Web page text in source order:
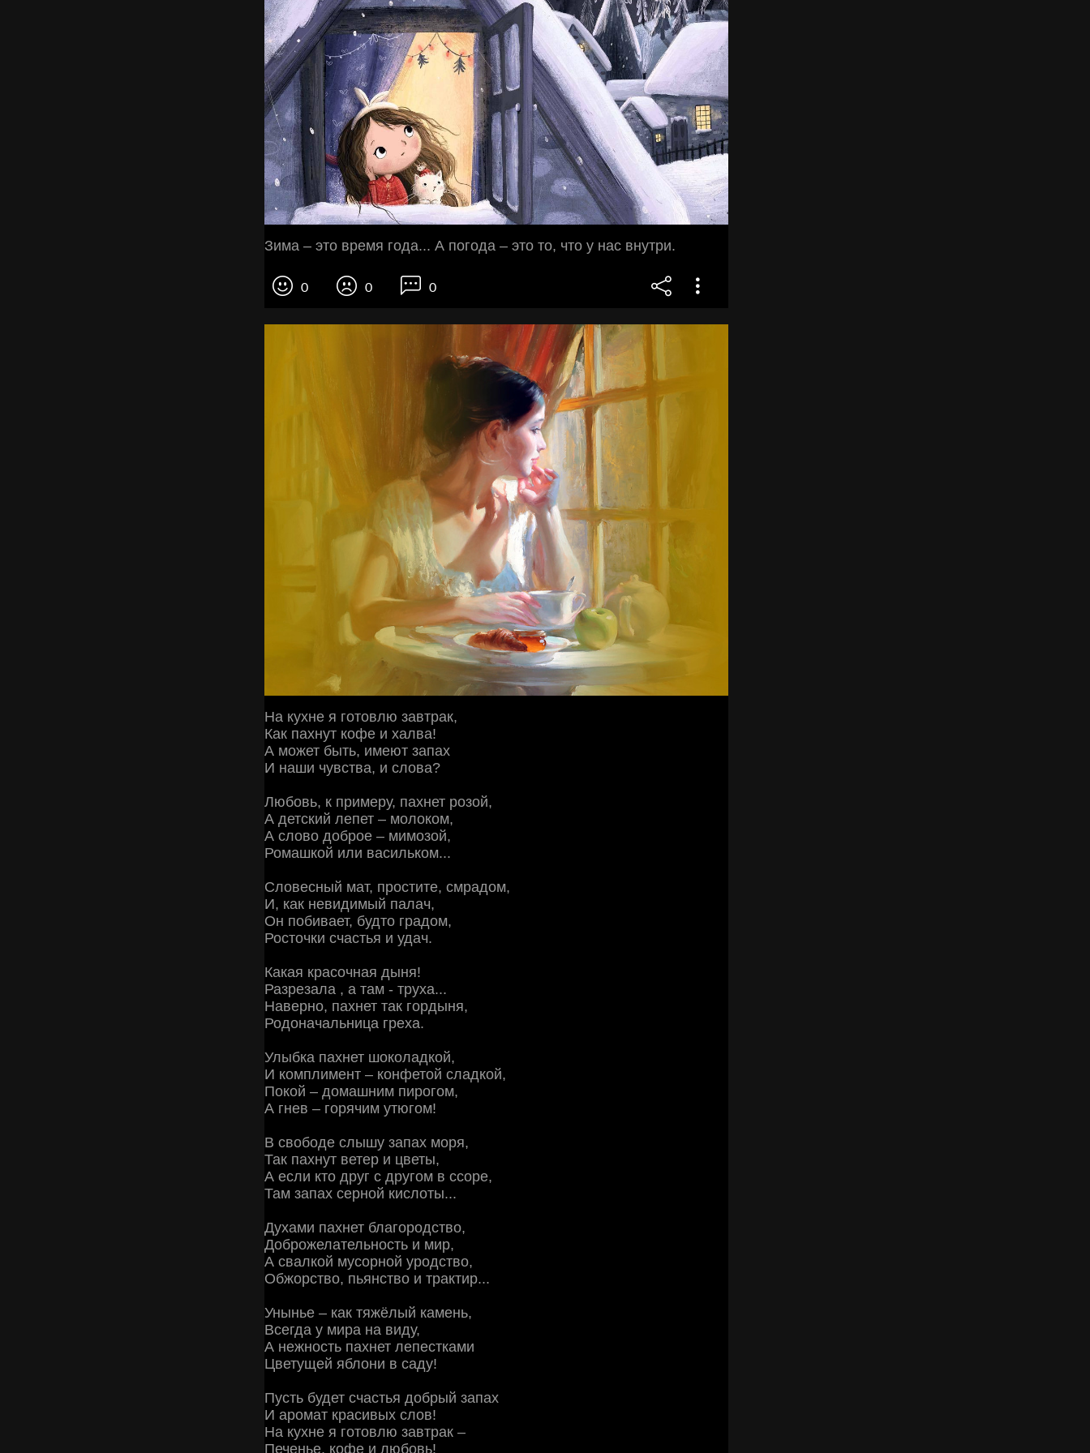
Зима – это время года... А погода – это то, что у нас внутри.
0 0 0
На кухне я готовлю завтрак,
Как пахнут кофе и халва!
А может быть, имеют запах
И наши чувства, и слова?
Любовь, к примеру, пахнет розой,
А детский лепет – молоком,
А слово доброе – мимозой,
Ромашкой или васильком...
Словесный мат, простите, смрадом,
И, как невидимый палач,
Он побивает, будто градом,
Росточки счастья и удач.
Какая красочная дыня!
Разрезала , а там - труха...
Наверно, пахнет так гордыня,
Родоначальница греха.
Улыбка пахнет шоколадкой,
И комплимент – конфетой сладкой,
Покой – домашним пирогом,
А гнев – горячим утюгом!
В свободе слышу запах моря,
Так пахнут ветер и цветы,
А если кто друг с другом в ссоре,
Там запах серной кислоты...
Духами пахнет благородство,
Доброжелательность и мир,
А свалкой мусорной уродство,
Обжорство, пьянство и трактир...
Унынье – как тяжёлый камень,
Всегда у мира на виду,
А нежность пахнет лепестками
Цветущей яблони в саду!
Пусть будет счастья добрый запах
И аромат красивых слов!
На кухне я готовлю завтрак –
Печенье, кофе и любовь!